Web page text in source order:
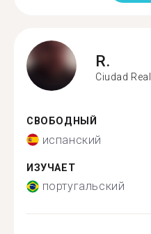
R.
Ciudad Real
СВОБОДНЫЙ
испанский
ИЗУЧАЕТ
португальский